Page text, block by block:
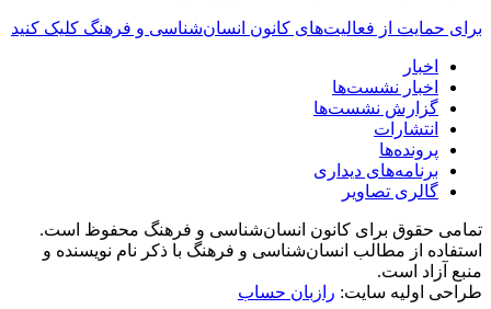
برای حمایت از فعالیت‌های کانون انسان‌شناسی و فرهنگ کلیک کنید
اخبار
اخبار نشست‌ها
گزارش نشست‌ها
انتشارات
پرونده‌ها
برنامه‌های دیداری
گالری تصاویر
تمامی حقوق برای کانون انسان‌شناسی و فرهنگ محفوظ است.
استفاده از مطالب انسان‌شناسی و فرهنگ با ذکر نام نویسنده و
منبع آزاد است.
طراحی اولیه سایت: رازبان حساب